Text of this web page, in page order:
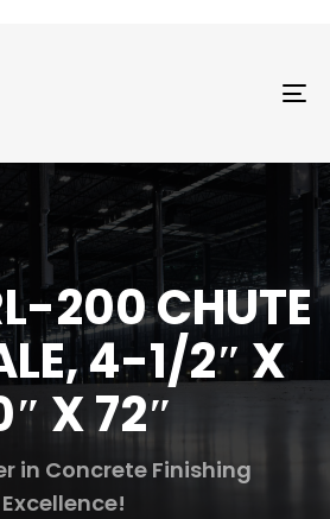
200 CHUTE
4-1/2″ X
X 72″
in Concrete Finishing
Excellence!